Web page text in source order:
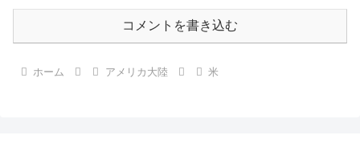
コメントを書き込む
ホーム アメリカ大陸 米